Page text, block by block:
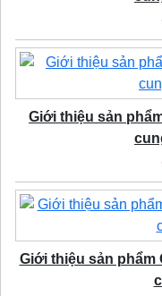
Giới thiệu sản
Giới thiệu sản phẩm